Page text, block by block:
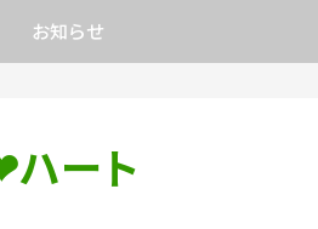
お知らせ
ート